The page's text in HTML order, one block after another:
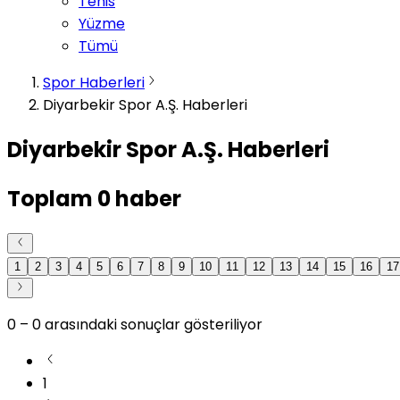
Yüzme
Tümü
Spor Haberleri
Diyarbekir Spor A.Ş. Haberleri
Diyarbekir Spor A.Ş. Haberleri
Toplam 0haber
1 2 3 4 5 6 7 8 9 10 11 12 13 14 15 16 17
0 – 0arasındaki sonuçlar gösteriliyor
1